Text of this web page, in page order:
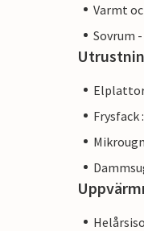
Varmt
Sovrum
Elplattor
Frysfack
Mikrougn